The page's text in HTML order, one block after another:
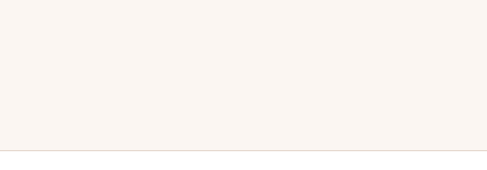
Urlaubsarten